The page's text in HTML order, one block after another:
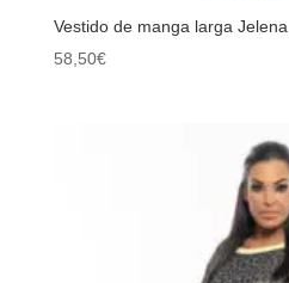
Vestido de manga larga Jelena
58,50€